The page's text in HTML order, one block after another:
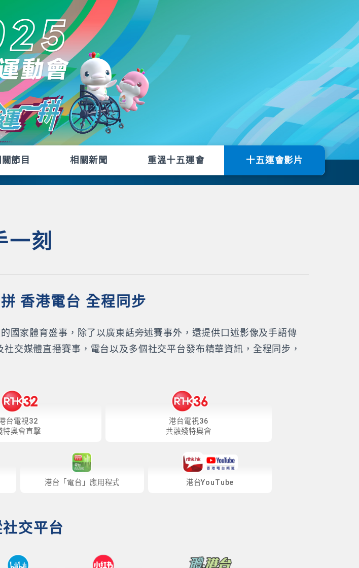
節目 相關新聞 重溫十五運會 十五運會影片
一刻
香港電台 全程同步
國家體育盛事，除了以廣東話旁述賽事外，還提供口述影像及手語傳
交媒體直播賽事，電台以及多個社交平台發布精華資訊，全程同步，
台電視32
特奧會直擊
港台電視36
共融殘特奧會
港台「電台」應用程式 港台YouTube
交平台